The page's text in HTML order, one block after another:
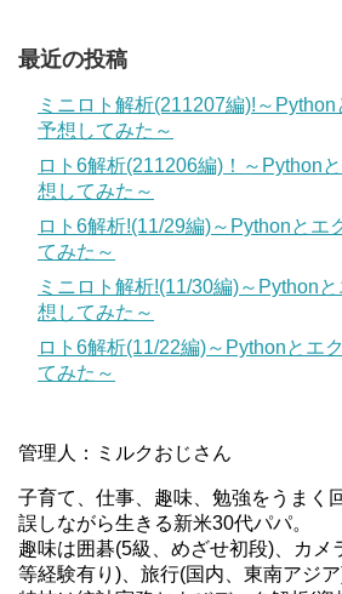
最近の投稿
ミニロト解析(211207編)!～
予想してみた～
ロト6解析(211206編)！～Python
想してみた～
ロト6解析!(11/29編)～Pythonとエ
てみた～
ミニロト解析!(11/30編)～Python
想してみた～
ロト6解析(11/22編)～Pythonとエ
てみた～
管理人：ミルクおじさん
子育て、仕事、趣味、勉強をうまく
誤しながら生きる新米30代パパ。
趣味は囲碁(5級、めざせ初段)、カメ
等経験有り)、旅行(国内、東南アジア)